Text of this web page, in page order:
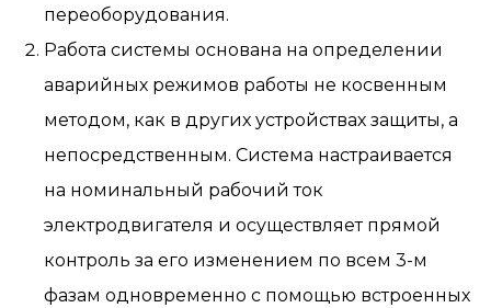
переоборудования.
Работа системы основана на определении
аварийных режимов работы не косвенным
методом, как в других устройствах защиты, а
непосредственным. Система настраивается
на номинальный рабочий ток
электродвигателя и осуществляет прямой
контроль за его изменением по всем 3-м
фазам одновременно с помощью встроенных